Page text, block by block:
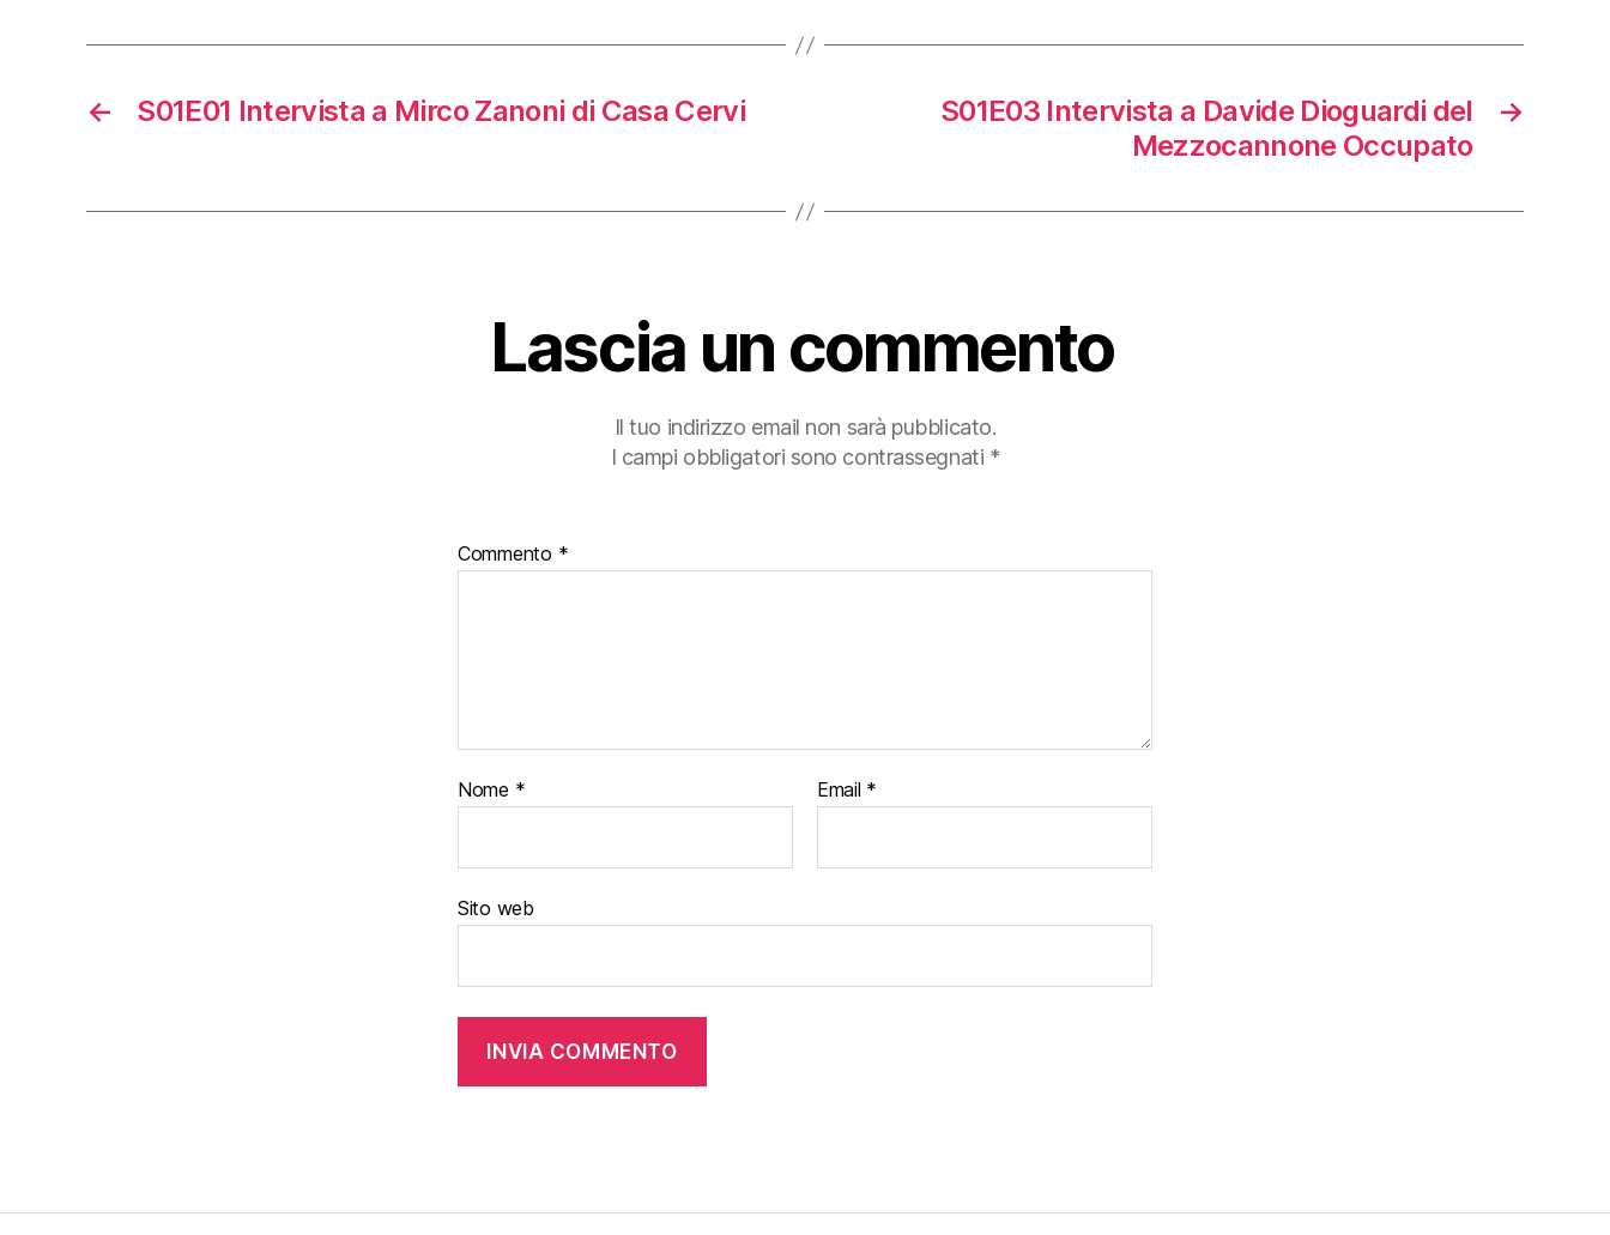
← S01E01 Intervista a Mirco Zanoni di Casa Cervi →
S01E03 Intervista a Davide Dioguardi del
Mezzocannone Occupato
Lascia un commento
Il tuo indirizzo email non sarà pubblicato.
I campi obbligatori sono contrassegnati *
Commento *
Nome * Email *
Sito web